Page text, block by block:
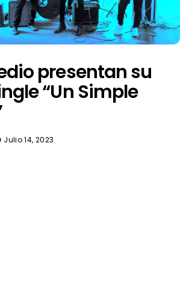
presentan su
“Un Simple
Julio 14, 2023